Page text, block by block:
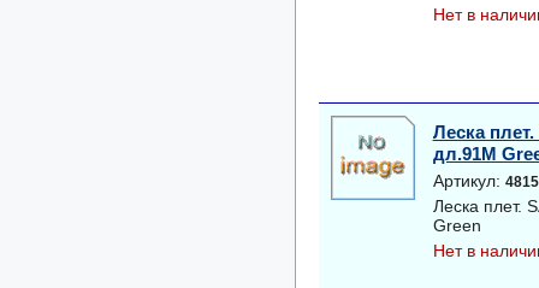
Нет в
Леска
дл.91M
Артикул:
Леска плет.
Green
Нет в